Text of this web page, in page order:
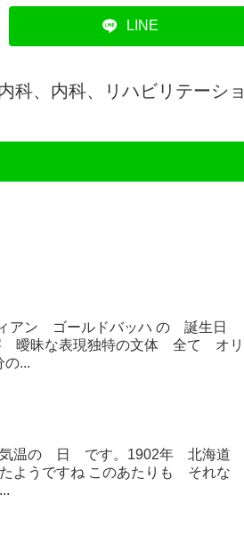
LINE
科、内科、リハビリテーショ
アン ゴールドバッハ の 誕生日
曖昧な表現独特の文体 全て オリ
の...
気温の 日 です。1902年 北海道
ようですね このあたりも それな